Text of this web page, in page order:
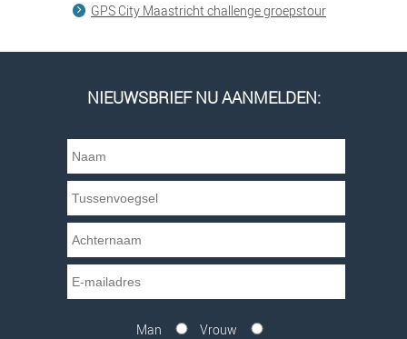
GPS City Maastricht challenge groepstour
NIEUWSBRIEF NU AANMELDEN:
Man Vrouw